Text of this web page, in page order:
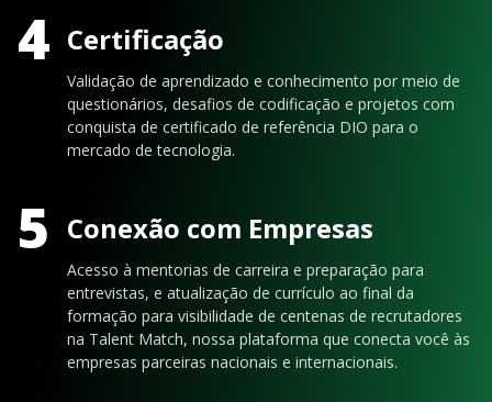
4 Certificação
Validação de aprendizado e conhecimento por meio de
questionários, desafios de codificação e projetos com
conquista de certificado de referência DIO para o
mercado de tecnologia.
5 Conexão com Empresas
Acesso à mentorias de carreira e preparação para
entrevistas, e atualização de currículo ao final da
formação para visibilidade de centenas de recrutadores
na Talent Match, nossa plataforma que conecta você às
empresas parceiras nacionais e internacionais.